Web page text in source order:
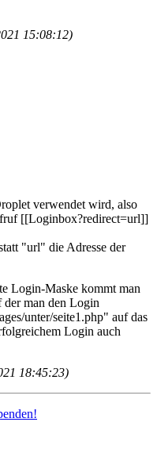
15:08:12)
verwendet wird, also
[[Loginbox?redirect=url]]
"url" die Adresse der
Login-Maske kommt man
der man den Login
unter/seite1.php" auf das
Login auch
18:45:23)